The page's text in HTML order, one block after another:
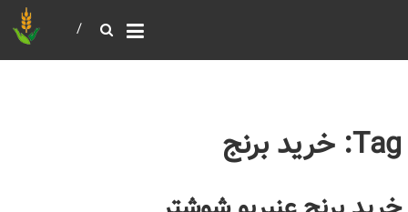
Tag: خرید برنج